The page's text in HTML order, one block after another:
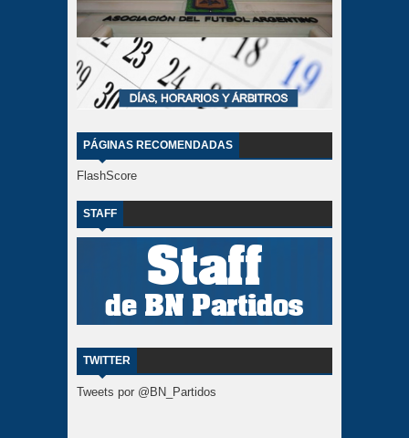
PÁGINAS RECOMENDADAS
FlashScore
STAFF
TWITTER
Tweets por @BN_Partidos